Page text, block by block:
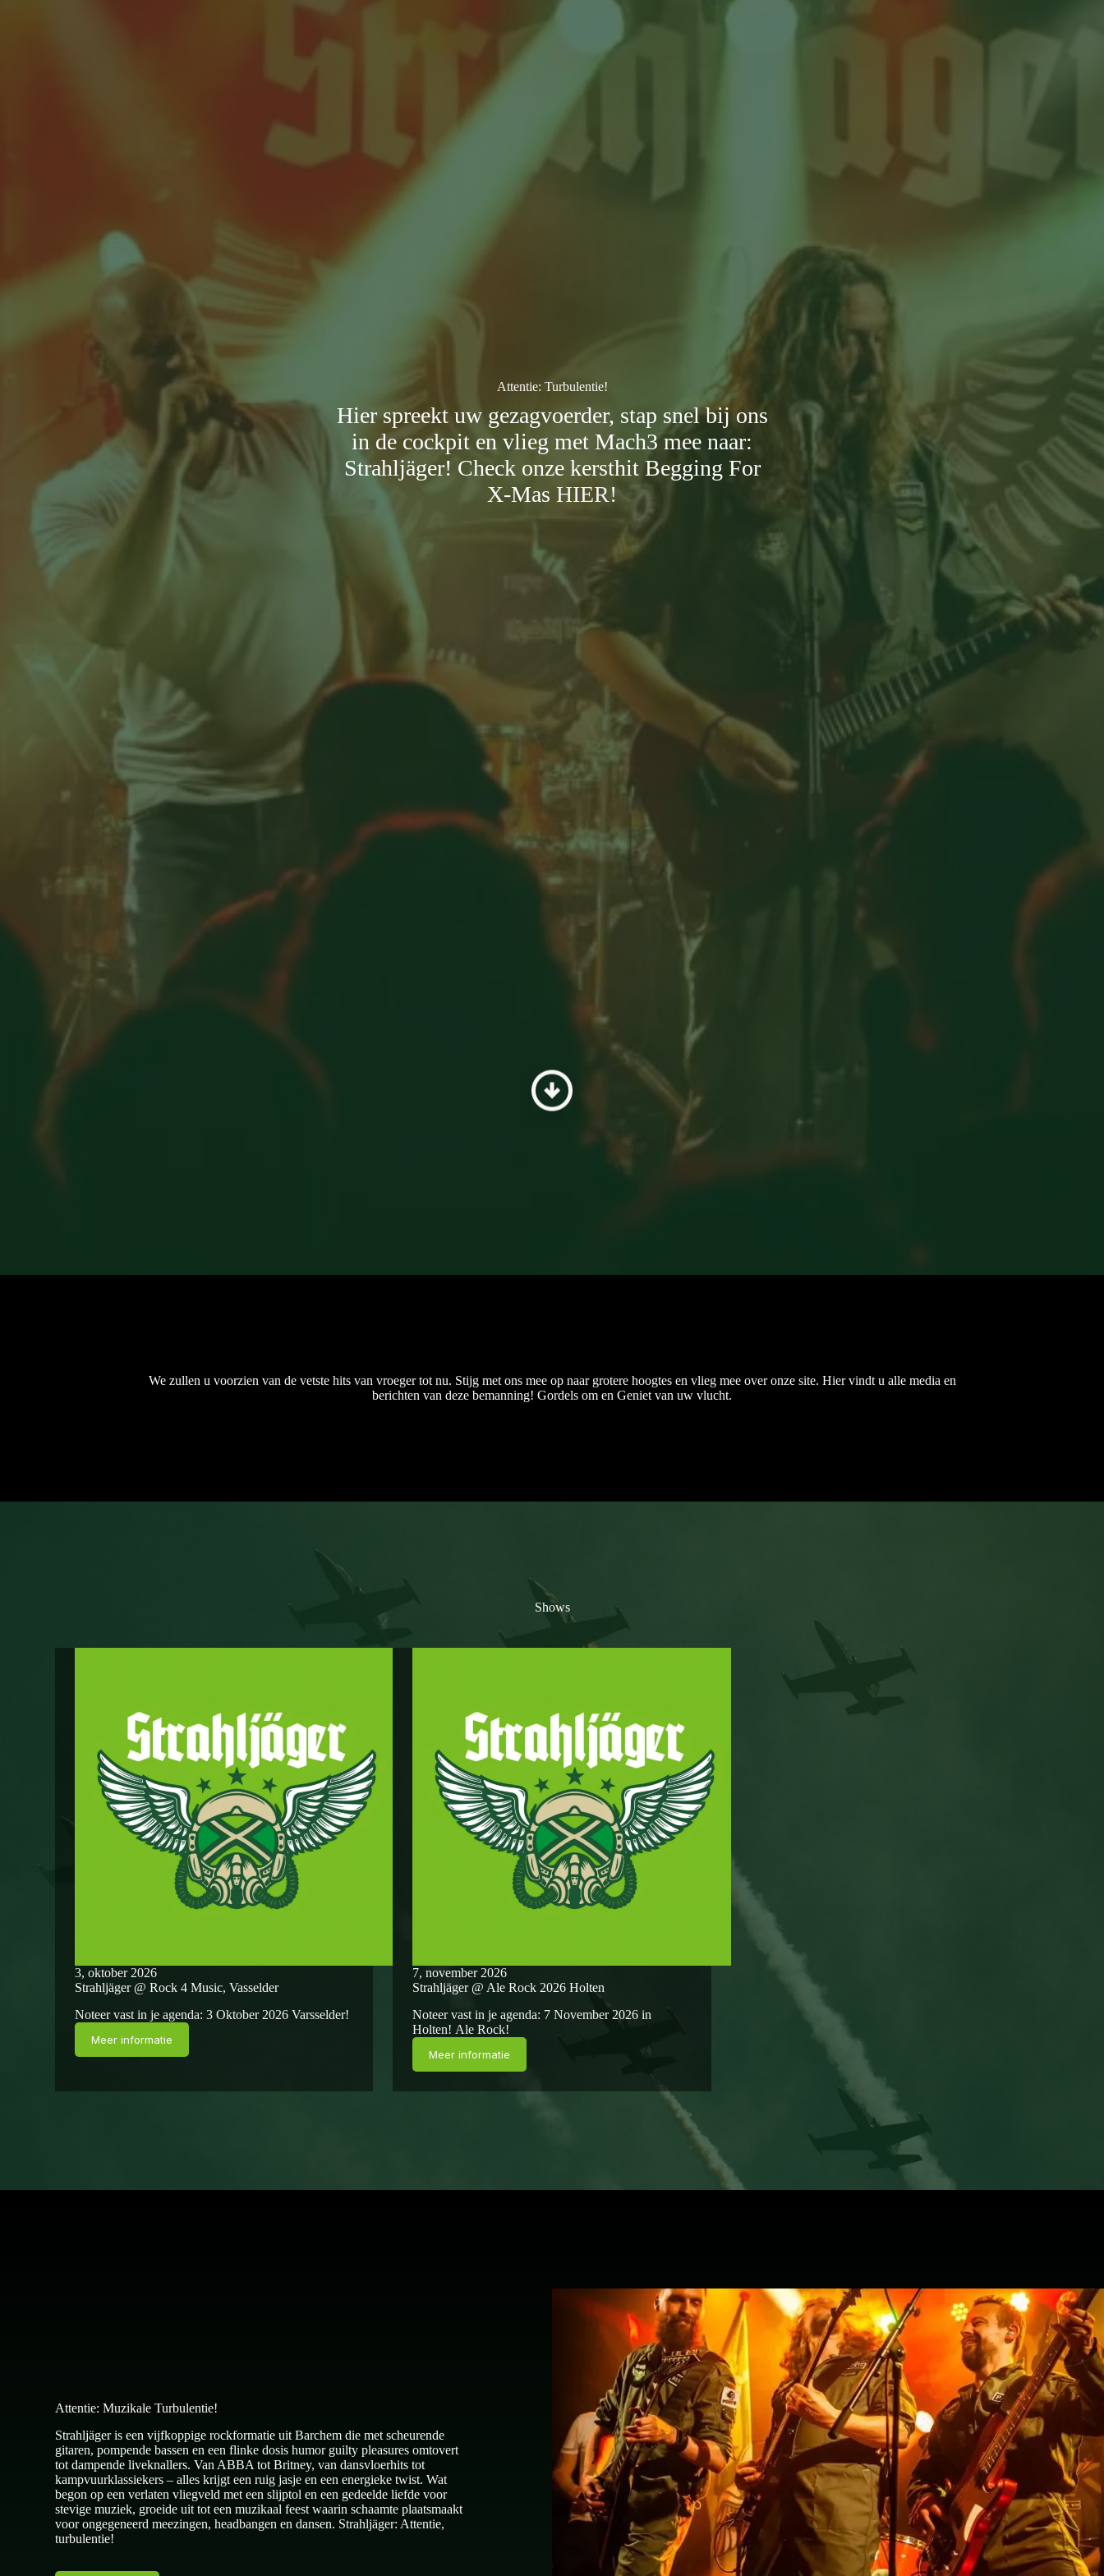
Attentie: Turbulentie!
Hier spreekt uw gezagvoerder, stap snel bij ons
in de cockpit en vlieg met Mach3 mee naar:
Strahljäger! Check onze kersthit Begging For
X-Mas HIER!
We zullen u voorzien van de vetste hits van vroeger tot nu. Stijg met ons mee op naar grotere hoogtes en vlieg mee over onze site. Hier vindt u alle media en
berichten van deze bemanning! Gordels om en Geniet van uw vlucht.
Shows
3, oktober 2026
Strahljäger @ Rock 4 Music, Vasselder
Noteer vast in je agenda: 3 Oktober 2026 Varsselder!
Meer informatie
Vasselder
7, november 2026
Strahljäger @ Ale Rock 2026 Holten
Noteer vast in je agenda: 7 November 2026 in
Holten! Ale Rock!
Meer informatie
@
Attentie: Muzikale Turbulentie!
Strahljäger is een vijfkoppige rockformatie uit Barchem die met scheurende
gitaren, pompende bassen en een flinke dosis humor guilty pleasures omtovert
tot dampende liveknallers. Van ABBA tot Britney, van dansvloerhits tot
kampvuurklassiekers – alles krijgt een ruig jasje en een energieke twist. Wat
begon op een verlaten vliegveld met een slijptol en een gedeelde liefde voor
stevige muziek, groeide uit tot een muzikaal feest waarin schaamte plaatsmaakt
voor ongegeneerd meezingen, headbangen en dansen. Strahljäger: Attentie,
turbulentie!